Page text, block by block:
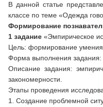
В данной статье
классе по теме «Одежда
Формирование
1 задание «Эмпирическое
Цель: формирование умения
Форма выполнения задания:
Описание задания:
закономерности.
Этапы проведения
1. Создание проблемной